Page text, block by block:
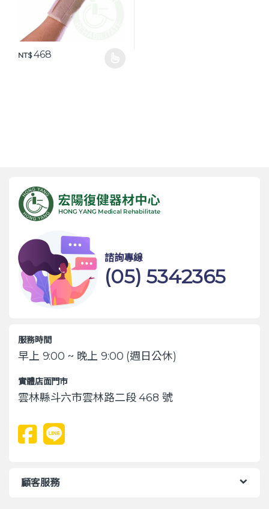
NT$468
諮詢專線
(05) 5342365
服務時間
早上 9:00 ~ 晚上 9:00 (週日公休)
實體店面門市
雲林縣斗六市雲林路二段 468 號
顧客服務